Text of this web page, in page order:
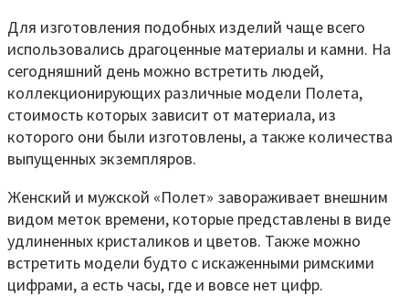
Для изготовления подобных изделий чаще всего
использовались драгоценные материалы и камни. На
сегодняшний день можно встретить людей,
коллекционирующих различные модели Полета,
стоимость которых зависит от материала, из
которого они были изготовлены, а также количества
выпущенных экземпляров.
Женский и мужской «Полет» завораживает внешним
видом меток времени, которые представлены в виде
удлиненных кристаликов и цветов. Также можно
встретить модели будто с искаженными римскими
цифрами, а есть часы, где и вовсе нет цифр.